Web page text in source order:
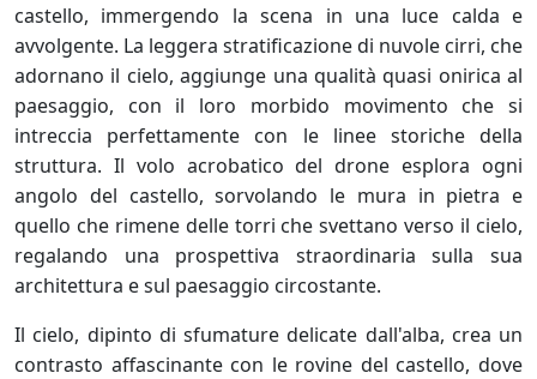
castello, immergendo la scena in una luce calda e
avvolgente. La leggera stratificazione di nuvole cirri, che
adornano il cielo, aggiunge una qualità quasi onirica al
paesaggio, con il loro morbido movimento che si
intreccia perfettamente con le linee storiche della
struttura. Il volo acrobatico del drone esplora ogni
angolo del castello, sorvolando le mura in pietra e
quello che rimene delle torri che svettano verso il cielo,
regalando una prospettiva straordinaria sulla sua
architettura e sul paesaggio circostante.
Il cielo, dipinto di sfumature delicate dall'alba, crea un
contrasto affascinante con le rovine del castello, dove